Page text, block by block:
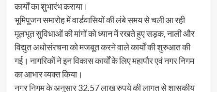
कार्यों का शुभारंभ कराया।
भूमिपूजन समारोह में वार्डवासियों की लंबे समय से चली आ रही
मूलभूत सुविधाओं की मांगों को ध्यान में रखते हुए सड़क, नाली और
विद्युत अधोसंरचना को मजबूत करने वाले कार्यों की शुरुआत की
गई। नागरिकों ने इन विकास कार्यों के लिए महापौर एवं नगर निगम
का आभार व्यक्त किया।
नगर निगम के अनुसार 32.57 लाख रुपये की लागत से शासकीय